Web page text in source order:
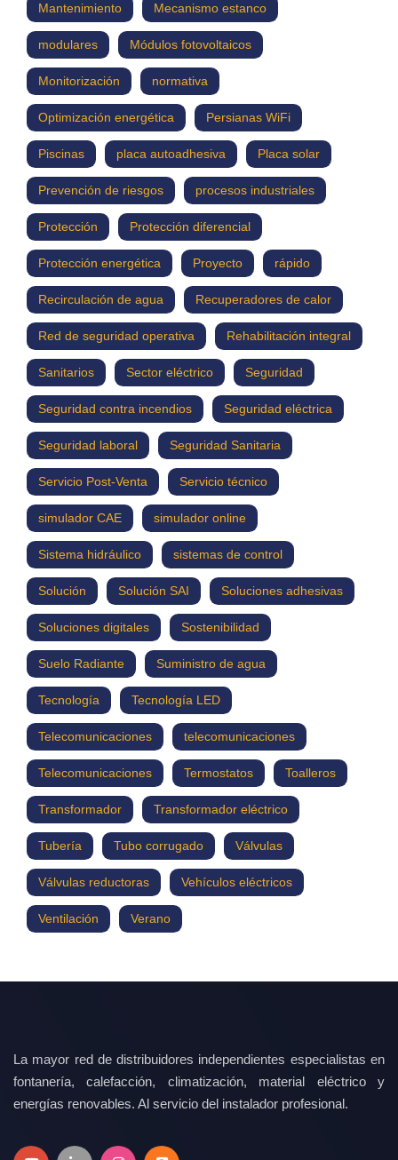
Mantenimiento Mecanismo estanco
modulares Módulos fotovoltaicos
Monitorización normativa
Optimización energética Persianas WiFi
Piscinas placa autoadhesiva Placa solar
Prevención de riesgos procesos industriales
Protección Protección diferencial
Protección energética Proyecto rápido
Recirculación de agua Recuperadores de calor
Red de seguridad operativa Rehabilitación integral
Sanitarios Sector eléctrico Seguridad
Seguridad contra incendios Seguridad eléctrica
Seguridad laboral Seguridad Sanitaria
Servicio Post-Venta Servicio técnico
simulador CAE simulador online
Sistema hidráulico sistemas de control
Solución Solución SAI Soluciones adhesivas
Soluciones digitales Sostenibilidad
Suelo Radiante Suministro de agua
Tecnología Tecnología LED
Telecomunicaciones telecomunicaciones
Telecomunicaciones Termostatos Toalleros
Transformador Transformador eléctrico
Tubería Tubo corrugado Válvulas
Válvulas reductoras Vehículos eléctricos
Ventilación Verano
La mayor red de distribuidores independientes especialistas en
fontanería, calefacción, climatización, material eléctrico y
energías renovables. Al servicio del instalador profesional.